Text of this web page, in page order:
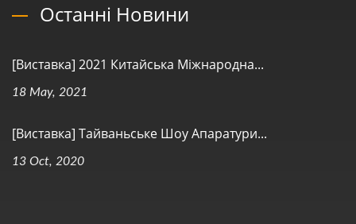
Останні Новини
[Виставка] 2021 Китайська Міжнародна...
18 May, 2021
[Виставка] Тайваньське Шоу Апаратури...
13 Oct, 2020